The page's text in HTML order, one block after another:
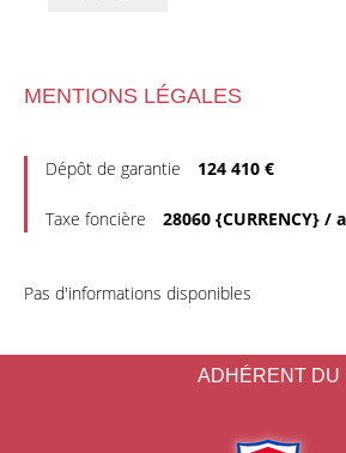
MENTIONS LÉGALES
Dépôt de garantie 124 410 €
Taxe foncière 28060 {CURRENCY} /
Pas d'informations disponibles
ADHÉRENT DU